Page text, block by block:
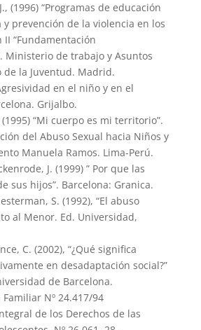
(1996) “Programas de educación
prevención de la violencia en los
II “Fundamentación
Ministerio de trabajo y Asuntos
de la Juventud. Madrid.
en el niño y en el
Grijalbo.
(1995) “Mi cuerpo es mi territorio”.
del Abuso Sexual hacia Niños y
Manuela Ramos. Lima-Perú.
J. (1999) ” Por que las
sus hijos”. Barcelona: Granica.
S. (1992), “El abuso
al Menor. Ed. Universidad,
C. (2002), “¿Qué significa
en desadaptación social?”
de Barcelona.
Familiar Nº 24.417/94
de los Derechos de las